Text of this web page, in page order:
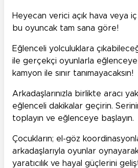
Heyecan verici açık hava veya
bu oyuncak tam sana göre!
Eğlenceli yolculuklara
ile gerçekçi oyunlarla eğlenceye
kamyon ile sınır tanımayacaksın!
Arkadaşlarınızla birlikte aracı
eğlenceli dakikalar geçirin.
toplayın ve eğlenceye başlayın.
Çocukların; el-göz
arkadaşlarıyla oyunlar
yaratıcılık ve hayal güçlerini